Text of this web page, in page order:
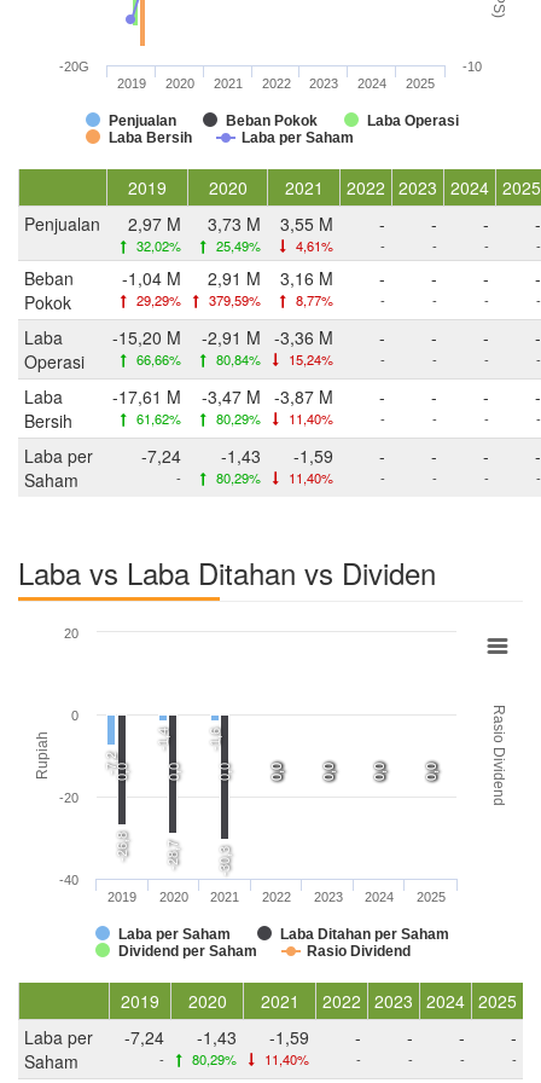
Penjualan Beban Pokok
Laba Operasi
Laba Bersih
Laba per Saham
2019 2020 2021 2022 2023 2024 2025
-20G -10
2019 2020 2021 2022 2023 2024 2025
Penjualan
2,97 M
32,02%
3,73 M
25,49%
3,55 M
4,61%
-
-
-
-
-
-
-
-
Beban
Pokok
-1,04 M
29,29%
2,91 M
379,59%
3,16 M
8,77%
-
-
-
-
-
-
-
-
Laba
Operasi
-15,20 M
66,66%
-2,91 M
80,84%
-3,36 M
15,24%
-
-
-
-
-
-
-
-
Laba
Bersih
-17,61 M
61,62%
-3,47 M
80,29%
-3,87 M
11,40%
-
-
-
-
-
-
-
-
Laba per
Saham
-7,24
-
-1,43
80,29%
-1,59
11,40%
-
-
-
-
-
-
-
-
Laba vs Laba Ditahan vs Dividen
Rupiah Rasio Dividend
-7,2
-1,4 -1,6
0,0 0,0 0,0 0,0
-26,8 -28,7 -30,3
0,0 0,0 0,0 0,0
0,0 0,0 0,0 0,0 0,0 0,0 0,0
Laba per Saham
Laba Ditahan per Saham
Dividend per Saham
Rasio Dividend
2019 2020 2021 2022 2023 2024 2025
-40
-20
0
20
2019 2020 2021 2022 2023 2024 2025
Laba per
Saham
-7,24
-
-1,43
80,29%
-1,59
11,40%
-
-
-
-
-
-
-
-